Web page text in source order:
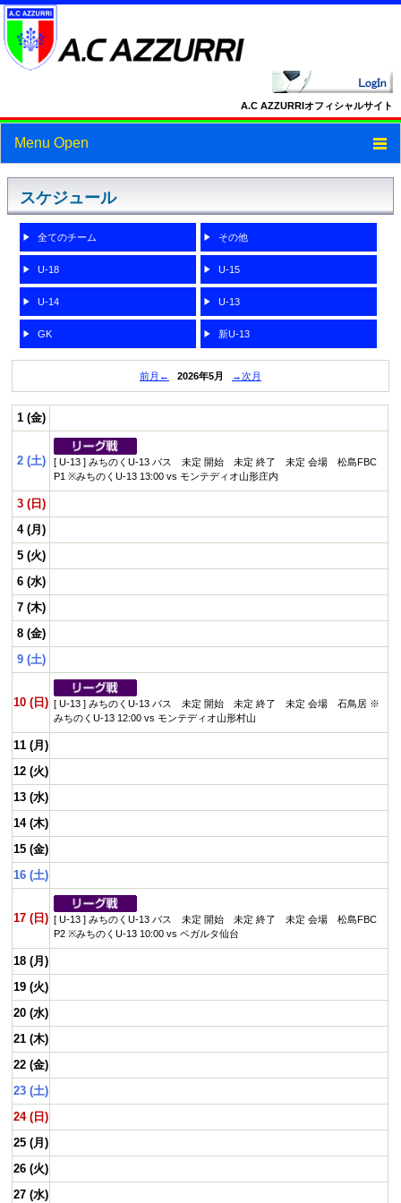
A.C AZZURRIオフィシャルサイト
Menu Open
トップ
ニュース
スケジュール
スタッフ・選手紹介
フォトギャラリー
ブログ
プロフィール
リンク集
スケジュール
全てのチーム その他
U-18 U-15
U-14 U-13
GK 新U-13
前月← 2026年5月 →次月
1 (金)
2 (土)
[ U-13 ] みちのくU-13 バス 未定 開始 未定 終了 未定 会場 松島FBC
P1 ※みちのくU-13 13:00 vs モンテディオ山形庄内
3 (日)
4 (月)
5 (火)
6 (水)
7 (木)
8 (金)
9 (土)
10 (日) [ U-13 ] みちのくU-13 バス 未定 開始 未定 終了 未定 会場 石鳥居 ※
みちのくU-13 12:00 vs モンテディオ山形村山
11 (月)
12 (火)
13 (水)
14 (木)
15 (金)
16 (土)
17 (日) [ U-13 ] みちのくU-13 バス 未定 開始 未定 終了 未定 会場 松島FBC
P2 ※みちのくU-13 10:00 vs ベガルタ仙台
18 (月)
19 (火)
20 (水)
21 (木)
22 (金)
23 (土)
24 (日)
25 (月)
26 (火)
27 (水)